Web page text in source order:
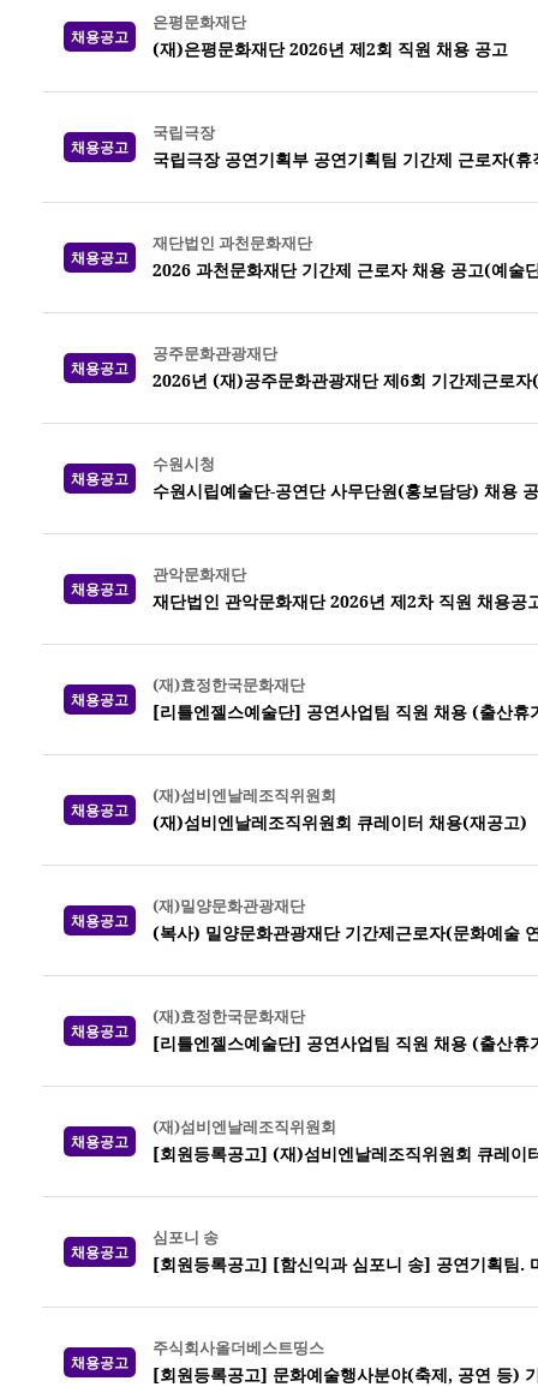
채용공고
은평문화재단
(재)은평문화재단 2026년 제2회 직원 채용 공고
채용공고
국립극장
국립극장 공연기획부 공연기획팀 기간제 근로자(
채용공고
재단법인 과천문화재단
2026 과천문화재단 기간제 근로자 채용 공고(예술
채용공고
공주문화관광재단
2026년 (재)공주문화관광재단 제6회 기간제근로
채용공고
수원시청
수원시립예술단-공연단 사무단원(홍보담당) 채용
채용공고
관악문화재단
재단법인 관악문화재단 2026년 제2차 직원 채용공
채용공고
(재)효정한국문화재단
[리틀엔젤스예술단] 공연사업팀 직원 채용 (출산휴
채용공고
(재)섬비엔날레조직위원회
(재)섬비엔날레조직위원회 큐레이터 채용(재공고)
채용공고
(재)밀양문화관광재단
(복사) 밀양문화관광재단 기간제근로자(문화예술
채용공고
(재)효정한국문화재단
[리틀엔젤스예술단] 공연사업팀 직원 채용 (출산휴
채용공고
(재)섬비엔날레조직위원회
[회원등록공고] (재)섬비엔날레조직위원회 큐레이
채용공고
심포니 송
[회원등록공고] [함신익과 심포니 송] 공연기획팀.
채용공고
주식회사올더베스트띵스
[회원등록공고] 문화예술행사분야(축제, 공연 등)